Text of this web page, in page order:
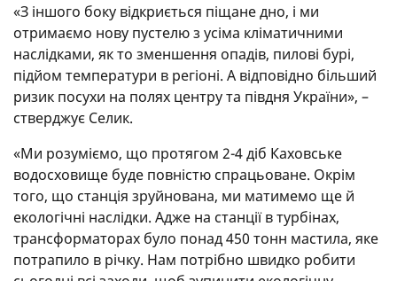
«З іншого боку відкриється піщане дно, і ми
отримаємо нову пустелю з усіма кліматичними
наслідками, як то зменшення опадів, пилові бурі,
підйом температури в регіоні. А відповідно більший
ризик посухи на полях центру та півдня України», –
стверджує Селик.
«Ми розуміємо, що протягом 2-4 діб Каховське
водосховище буде повністю спрацьоване. Окрім
того, що станція зруйнована, ми матимемо ще й
екологічні наслідки. Адже на станції в турбінах,
трансформаторах було понад 450 тонн мастила, яке
потрапило в річку. Нам потрібно швидко робити